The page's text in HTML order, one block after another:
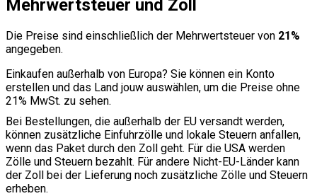
Mehrwertsteuer und Zoll
Die Preise sind einschließlich der Mehrwertsteuer von 21%
angegeben.
Einkaufen außerhalb von Europa? Sie können ein Konto
erstellen und das Land jouw auswählen, um die Preise ohne
21% MwSt. zu sehen.
Bei Bestellungen, die außerhalb der EU versandt werden,
können zusätzliche Einfuhrzölle und lokale Steuern anfallen,
wenn das Paket durch den Zoll geht. Für die USA werden
Zölle und Steuern bezahlt. Für andere Nicht-EU-Länder kann
der Zoll bei der Lieferung noch zusätzliche Zölle und Steuern
erheben.